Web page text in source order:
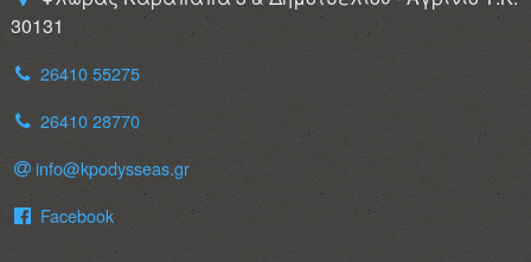
30131
26410 55275
26410 28770
info@kpodysseas.gr
Facebook